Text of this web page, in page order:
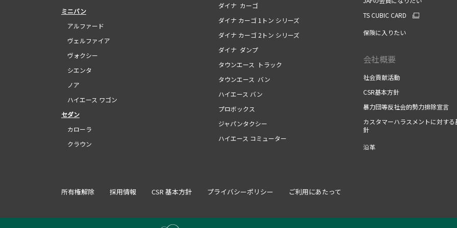
ミニバン
アルファード
ヴェルファイア
ヴォクシー
シエンタ
ノア
ハイエース ワゴン
セダン
カローラ
クラウン
ダイナ カーゴ
ダイナ カーゴ 1トン シリーズ
ダイナ カーゴ 2トン シリーズ
ダイナ ダンプ
タウンエース トラック
タウンエース バン
ハイエース バン
プロボックス
ジャパンタクシー
ハイエース コミューター
TS CUBIC CARD
保険に入りたい
会社概要
社会貢献活動
CSR基本方針
暴力団等反社会的勢力排除宣言
カスタマーハラスメントに対する
針
沿革
所有権解除 採用情報 CSR 基本方針 プライバシーポリシー ご利用にあたって